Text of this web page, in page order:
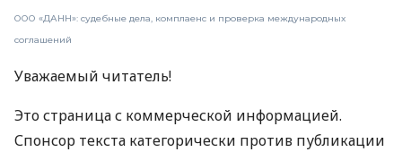
ООО «ДАНН»: судебные дела, комплаенс и проверка международных
соглашений
Уважаемый читатель!
Это страница с коммерческой информацией.
Спонсор текста категорически против публикации